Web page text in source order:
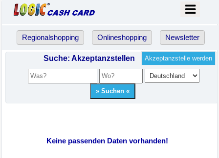
Regionalshopping Onlineshopping Newsletter
Akzeptanzstelle werden
Suche: Akzeptanzstellen
Keine passenden Daten vorhanden!